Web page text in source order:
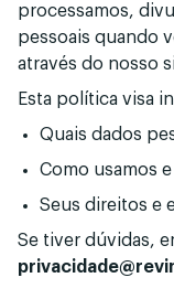
processamos,
pessoais quando
através do nosso
Esta política visa
Quais dados
Como usamos
Seus direitos e
Se tiver dúvidas,